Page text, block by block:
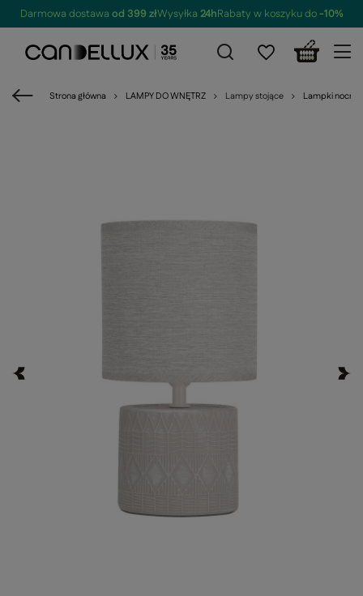
Darmowa dostawa od 399 złWysyłka 24hRabaty w koszyku do-10%
Strona główna LAMPY DO WNĘTRZ Lampy stojące Lampki nocne